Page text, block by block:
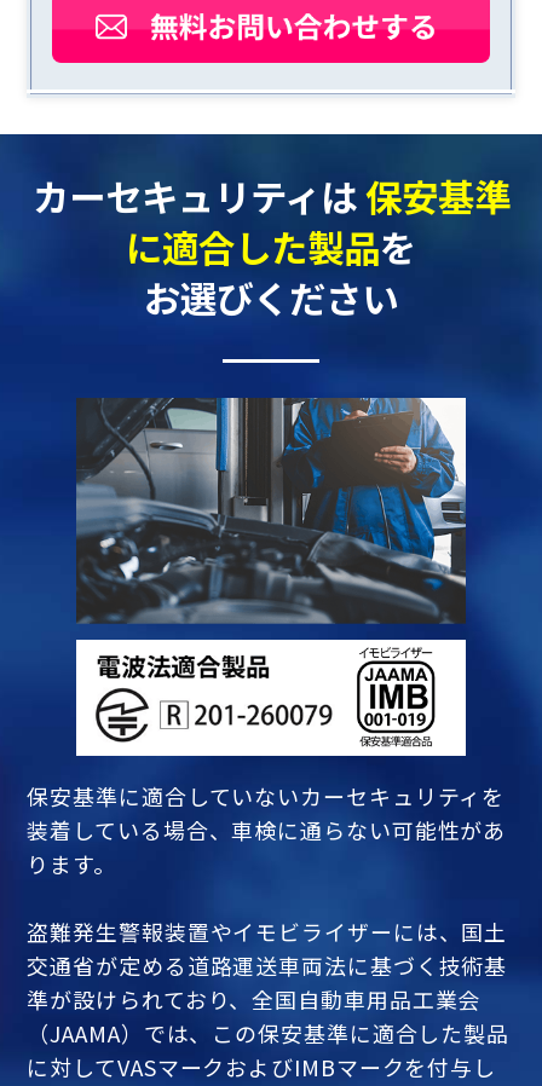
カーセキュリティは保安基準
に適合した製品を
お選びください
保安基準に適合していないカーセキュリティを
装着している場合、車検に通らない可能性があ
ります。
盗難発生警報装置やイモビライザーには、国土
交通省が定める道路運送車両法に基づく技術基
準が設けられており、全国自動車用品工業会
（JAAMA）では、この保安基準に適合した製品
に対してVASマークおよびIMBマークを付与し